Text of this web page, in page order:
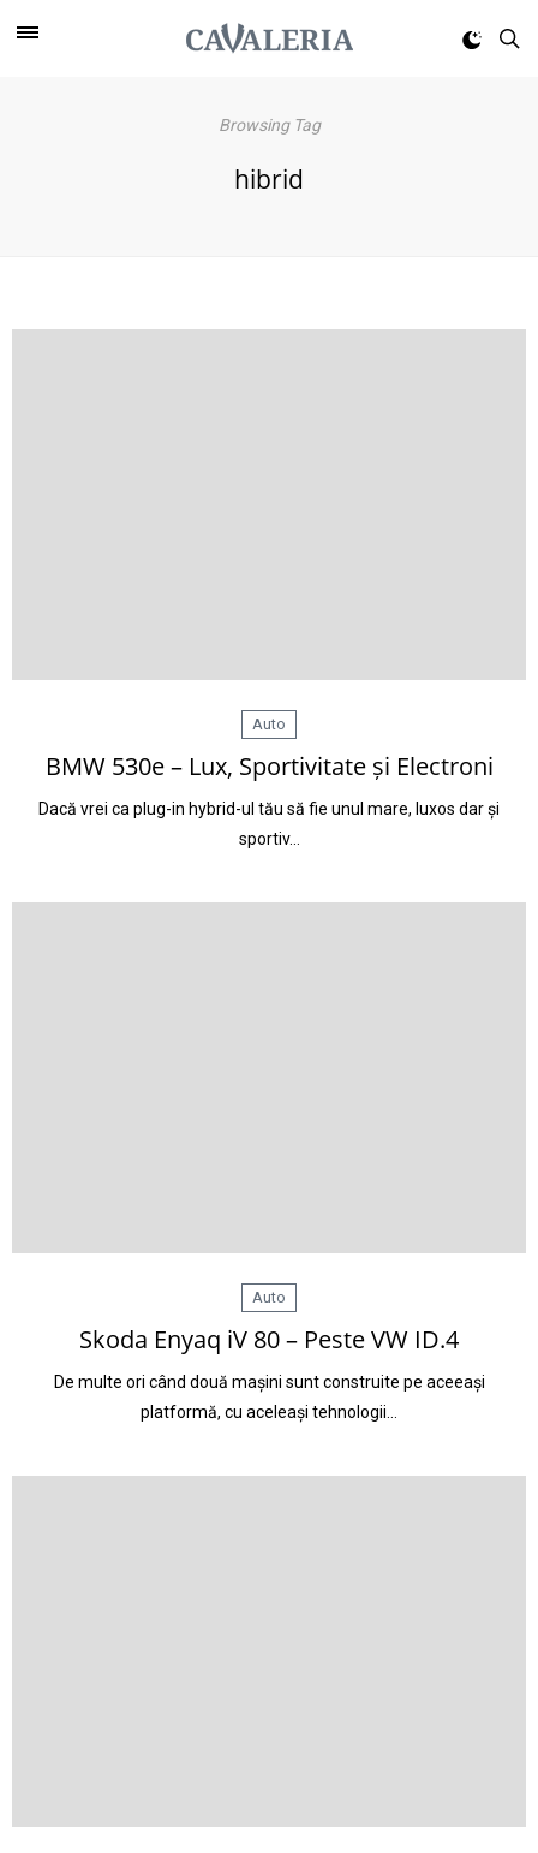
Browsing Tag
hibrid
Auto
BMW 530e – Lux, Sportivitate și Electroni
Dacă vrei ca plug-in hybrid-ul tău să fie unul mare, luxos dar și
sportiv…
Auto
Skoda Enyaq iV 80 – Peste VW ID.4
De multe ori când două mașini sunt construite pe aceeași
platformă, cu aceleași tehnologii…